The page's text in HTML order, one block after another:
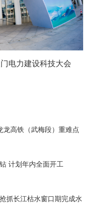
电力建设科技大会
龙高铁（武梅段）重难点
计划年内全面开工
抓长江枯水窗口期完成水